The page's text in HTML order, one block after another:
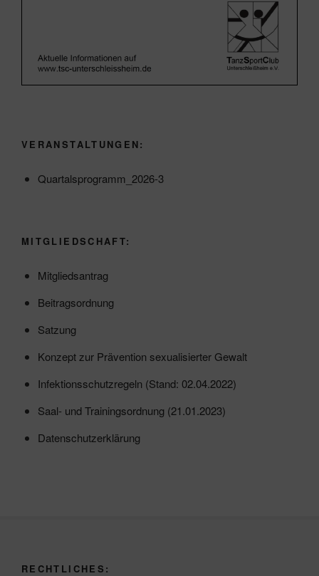
VERANSTALTUNGEN:
Quartalsprogramm_2026-3
MITGLIEDSCHAFT:
Mitgliedsantrag
Beitragsordnung
Satzung
Konzept zur Prävention sexualisierter Gewalt
Infektionsschutzregeln (Stand: 02.04.2022)
Saal- und Trainingsordnung (21.01.2023)
Datenschutzerklärung
RECHTLICHES: